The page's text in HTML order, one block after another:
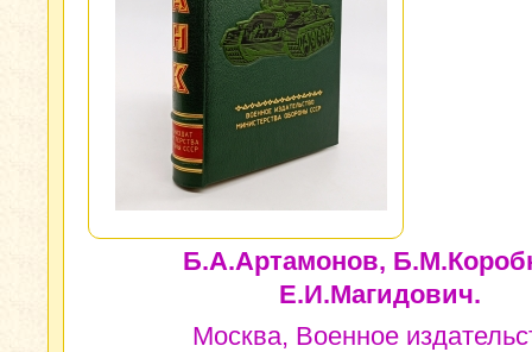
Б.А.Артамонов,
Е.И.Магидович.
Москва, Военное